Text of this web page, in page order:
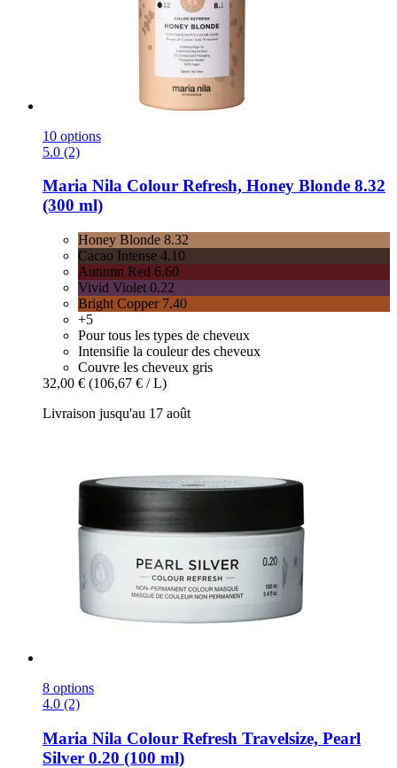
10 options
5.0 (2)
Maria Nila Colour Refresh, Honey Blonde 8.32
(300 ml)
Honey Blonde 8.32
Cacao Intense 4.10
Autumn Red 6.60
Vivid Violet 0.22
Bright Copper 7.40
+5
Pour tous les types de cheveux
Intensifie la couleur des cheveux
Couvre les cheveux gris
32,00 € (106,67 € / L)
Livraison jusqu'au 17 août
8 options
4.0 (2)
Maria Nila Colour Refresh Travelsize, Pearl
Silver 0.20 (100 ml)